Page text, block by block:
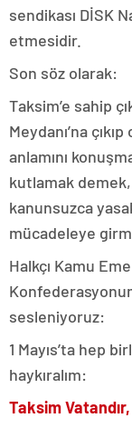
sendikası DİSK
etmesidir.
Son söz olarak:
Taksim’e sahip
Meydanı’na
anlamını
kutlamak
kanunsuzca
mücadeleye
Halkçı Kamu
sesleniyoruz:
1 Mayıs’ta hep
haykıralım:
Taksim